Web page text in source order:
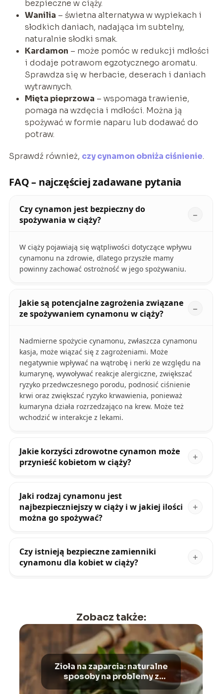
bezpieczne w ciąży.
Wanilia – świetna alternatywa w wypiekach i
słodkich daniach, nadająca im subtelny,
naturalnie słodki smak.
Kardamon – może pomóc w redukcji mdłości
i dodaje potrawom egzotycznego aromatu.
Sprawdza się w herbacie, deserach i daniach
wytrawnych.
Mięta pieprzowa – wspomaga trawienie,
pomaga na wzdęcia i mdłości. Można ją
spożywać w formie naparu lub dodawać do
potraw.
Sprawdź również, czy cynamon obniża ciśnienie.
FAQ – najczęściej zadawane pytania
Czy cynamon jest bezpieczny do
spożywania w ciąży?
W ciąży pojawiają się wątpliwości dotyczące wpływu
cynamonu na zdrowie, dlatego przyszłe mamy
powinny zachować ostrożność w jego spożywaniu.
Jakie są potencjalne zagrożenia związane
ze spożywaniem cynamonu w ciąży?
Nadmierne spożycie cynamonu, zwłaszcza cynamonu
kasja, może wiązać się z zagrożeniami. Może
negatywnie wpływać na wątrobę i nerki ze względu na
kumarynę, wywoływać reakcje alergiczne, zwiększać
ryzyko przedwczesnego porodu, podnosić ciśnienie
krwi oraz zwiększać ryzyko krwawienia, ponieważ
kumaryna działa rozrzedzająco na krew. Może też
wchodzić w interakcje z lekami.
Jakie korzyści zdrowotne cynamon może
przynieść kobietom w ciąży?
Jaki rodzaj cynamonu jest
najbezpieczniejszy w ciąży i w jakiej ilości
można go spożywać?
Czy istnieją bezpieczne zamienniki
cynamonu dla kobiet w ciąży?
Zobacz także:
Zioła na zaparcia: naturalne
sposoby na problemy z
wypróżnianiem i wzdęcia